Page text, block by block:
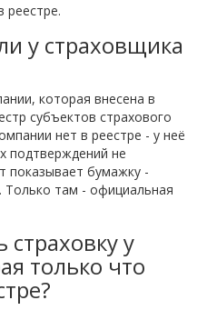
реестре.
у страховщика
которая внесена в
субъектов страхового
нет в реестре - у неё
подтверждений не
показывает бумажку -
Только там - официальная
у
только что